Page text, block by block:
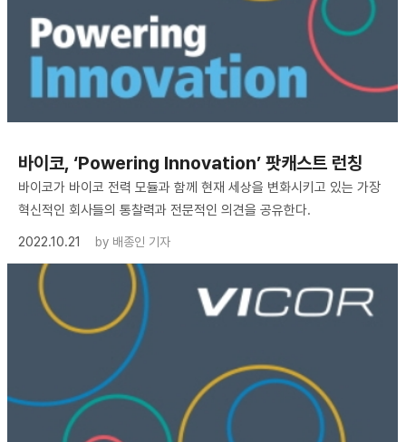
바이코, ‘Powering Innovation’ 팟캐스트 런칭
바이코가 바이코 전력 모듈과 함께 현재 세상을 변화시키고 있는 가장
혁신적인 회사들의 통찰력과 전문적인 의견을 공유한다.
2022.10.21
by 배종인 기자